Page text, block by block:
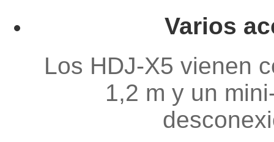
Varios
Los HDJ-X5 vienen
1,2 m y un